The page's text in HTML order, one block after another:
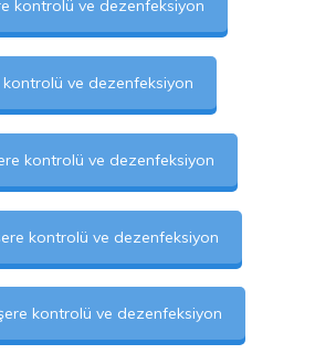
kontrolü ve dezenfeksiyon
ve dezenfeksiyon
kontrolü ve dezenfeksiyon
kontrolü ve dezenfeksiyon
kontrolü ve dezenfeksiyon